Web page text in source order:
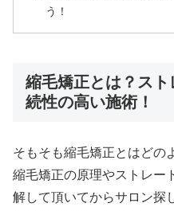
う！
縮毛矯正とは？ス
続性の高い施術！
そもそも縮毛矯正とはどの
縮毛矯正の原理やストレー
解して頂いてからサロン探